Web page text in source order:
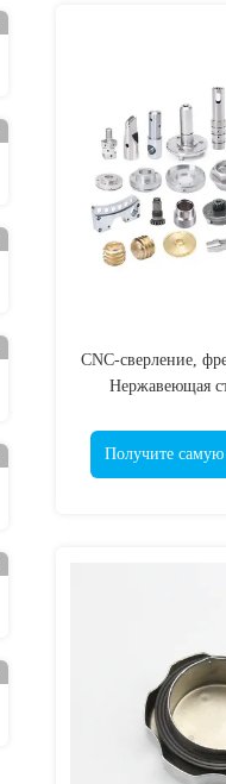
CNC-сверление,
Нержавеющая
Получите